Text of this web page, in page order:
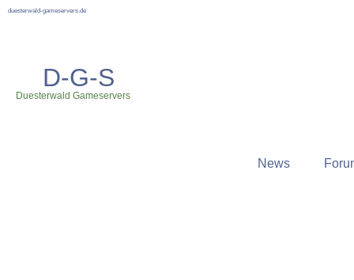
duesterwald-gameservers.de
D-G-S
Duesterwald Gameservers
News